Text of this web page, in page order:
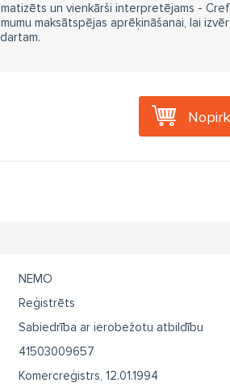
un vienkārši interpretējams -
maksātspējas aprēķināšanai, lai
NEMO
Reģistrēts
Sabiedrība ar ierobežotu atbildību
41503009657
Komercreģistrs, 12.01.1994